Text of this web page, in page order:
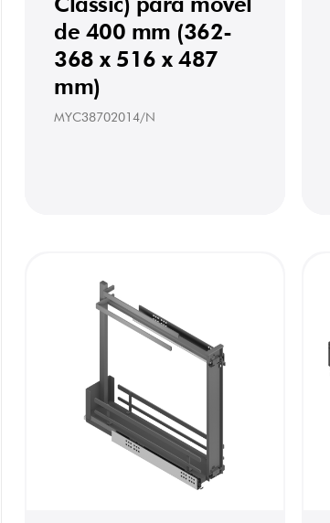
de 400 mm (362-
368 x 516 x 487
mm)
MYC38702014/N